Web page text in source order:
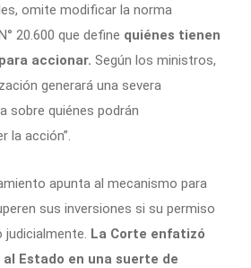
omite modificar la norma
20.600 que define quiénes tienen
accionar. Según los ministros,
generará una severa
sobre quiénes podrán
la acción”.
apunta al mecanismo para
sus inversiones si su permiso
judicialmente. La Corte enfatizó
Estado en una suerte de